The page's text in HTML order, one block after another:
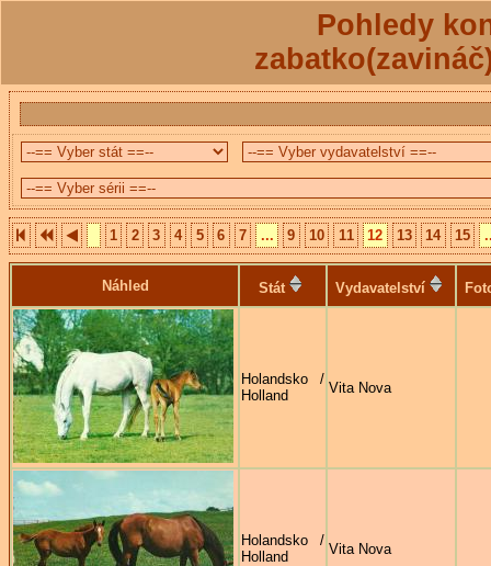
Pohledy
1 2 3 4 5 6 7 ... 9 10 11 12 13 14 15
Náhled Stát Vydavatelství
Holandsko /
Holland
Vita Nova
Holandsko /
Holland
Vita Nova